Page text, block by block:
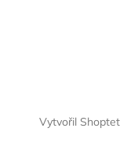
Vytvořil Shoptet